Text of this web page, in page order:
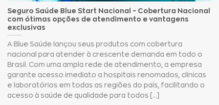
Seguro Saúde Blue Start Nacional – Cobertura Nacional
com ótimas opções de atendimento e vantagens
exclusivas
A Blue Saúde lançou seus produtos com cobertura
nacional para atender à crescente demanda em todo o
Brasil. Com uma ampla rede de atendimento, a empresa
garante acesso imediato a hospitais renomados, clínicas
e laboratórios em todas as regiões do país, facilitando o
acesso à saúde de qualidade para todos [...]